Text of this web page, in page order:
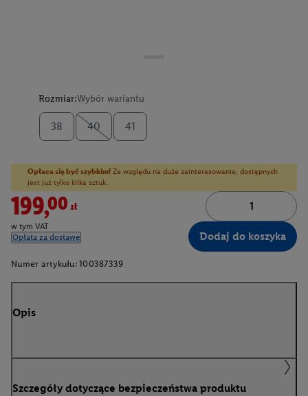
Rozmiar:Wybór wariantu
38 40 41
Opłaca się być szybkim! Ze względu na duże zainteresowanie, dostępnych
jest już tylko kilka sztuk.
199,00zł
w tym VAT
Opłata za dostawę
Dodaj do koszyka
Numer artykułu: 100387339
Opis
Szczegóły dotyczące bezpieczeństwa produktu